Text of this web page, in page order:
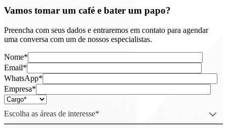
Vamos tomar um café e bater um papo?
Preencha com seus dados e entraremos em contato para agendar
uma conversa com um de nossos especialistas.
Nome*
Email*
WhatsApp*
Empresa*
Escolha as áreas de interesse*